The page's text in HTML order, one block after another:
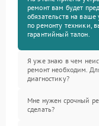
ремонт вам будет
обязательств на ваше
по ремонту техники,
гарантийный талон.
Я уже знаю в чем
ремонт необходим.
диагностику?
Мне нужен срочный
сделать?